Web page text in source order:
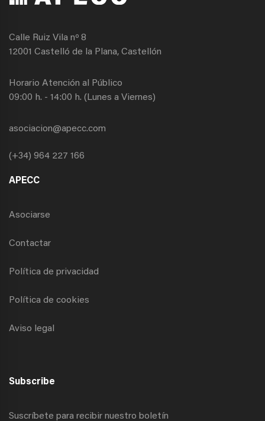
Calle Ruiz Vila nº 8
12001 Castelló de la Plana, Castellón
Horario Atención al Público
09:00 h. - 14:00 h. (Lunes a Viernes)
asociacion@apecc.com
(+34) 964 227 166
APECC
Asociarse
Contactar
Política de privacidad
Política de cookies
Aviso legal
Subscribe
Suscríbete para recibir nuestro boletín